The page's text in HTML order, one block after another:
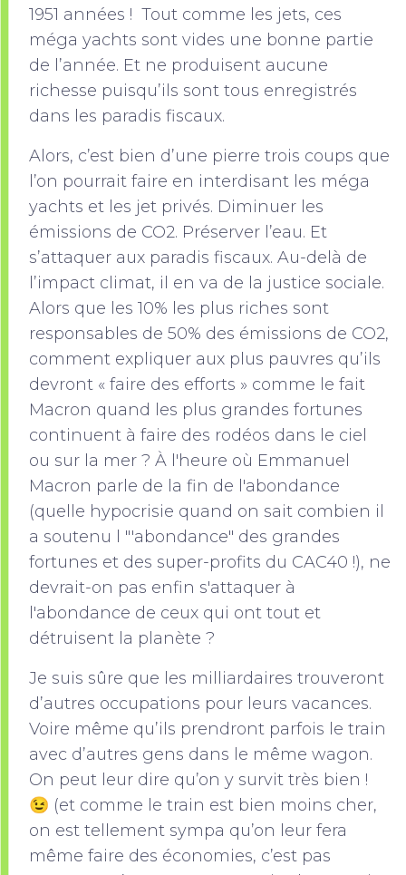
1951 années ! Tout comme les jets, ces
méga yachts sont vides une bonne partie
de l’année. Et ne produisent aucune
richesse puisqu’ils sont tous enregistrés
dans les paradis fiscaux.
Alors, c’est bien d’une pierre trois coups que
l’on pourrait faire en interdisant les méga
yachts et les jet privés. Diminuer les
émissions de CO2. Préserver l’eau. Et
s’attaquer aux paradis fiscaux. Au-delà de
l’impact climat, il en va de la justice sociale.
Alors que les 10% les plus riches sont
responsables de 50% des émissions de CO2,
comment expliquer aux plus pauvres qu’ils
devront « faire des efforts » comme le fait
Macron quand les plus grandes fortunes
continuent à faire des rodéos dans le ciel
ou sur la mer ? À l'heure où Emmanuel
Macron parle de la fin de l'abondance
(quelle hypocrisie quand on sait combien il
a soutenu l "'abondance" des grandes
fortunes et des super-profits du CAC40 !), ne
devrait-on pas enfin s'attaquer à
l'abondance de ceux qui ont tout et
détruisent la planète ?
Je suis sûre que les milliardaires trouveront
d’autres occupations pour leurs vacances.
Voire même qu’ils prendront parfois le train
avec d’autres gens dans le même wagon.
On peut leur dire qu’on y survit très bien !
😉 (et comme le train est bien moins cher,
on est tellement sympa qu’on leur fera
même faire des économies, c’est pas